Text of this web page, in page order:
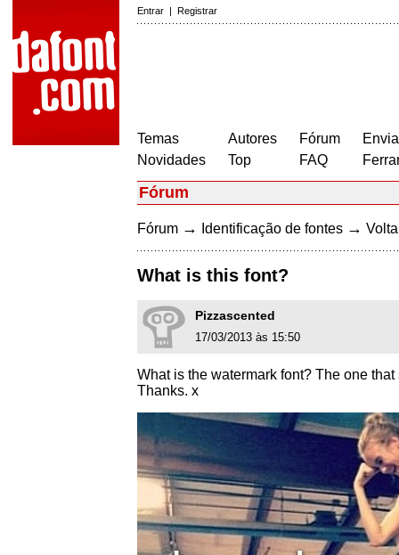
Entrar | Registrar
Temas
Novidades
Autores
Top
Fórum
FAQ
Fórum
Fórum → Identificação de fontes →
What is this font?
Pizzascented
17/03/2013 às 15:50
What is the watermark font? The one
Thanks. x